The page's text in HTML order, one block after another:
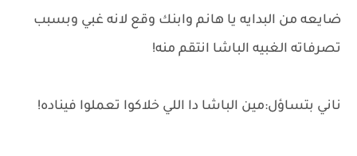
ضايعه من البدايه يا هانم وابنك وقع لانه غبي وبسبب
تصرفاته الغبيه الباشا انتقم منه!
ناني بتساؤل:مين الباشا دا اللي خلاكوا تعملوا فيناده!